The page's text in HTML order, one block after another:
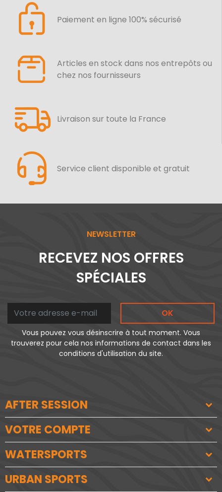
Paiement en ligne 100% sécurisé
Articles en stock dans nos entrepôts ou
chez nos fournisseurs
Livraison sur toute la France
Service client disponible et gratuit
NEWSLETTER
RECEVEZ NOS OFFRES
SPÉCIALES
OK
Vous pouvez vous désinscrire à tout moment. Vous
trouverez pour cela nos informations de contact dans les
conditions d'utilisation du site.
AFTER SESSION
VOTRE COMPTE
WATERSPORTS
URBAN SPORTS